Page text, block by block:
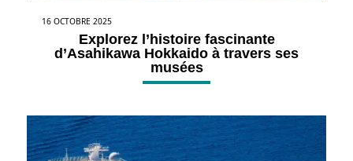
16 OCTOBRE 2025
Explorez l’histoire fascinante
d’Asahikawa Hokkaido à travers ses
musées